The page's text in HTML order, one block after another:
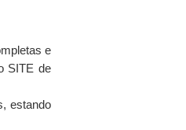
e
SITE de
estando